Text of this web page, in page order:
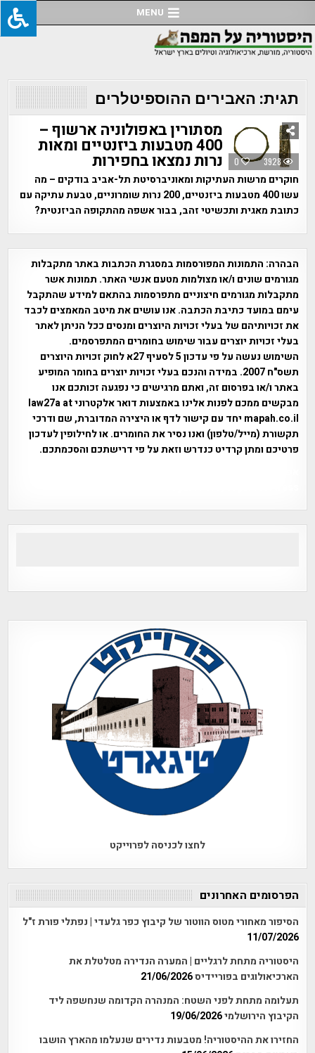
to
content
MENU
תגית: האבירים ההוספיטלרים
0 3928
מסתורין באפולוניה ארשוף –
400 מטבעות ביזנטיים ומאות
נרות נמצאו בחפירות
חוקרים מרשות העתיקות ומאוניברסיטת תל-אביב בודקים – מה
עשו 400 מטבעות ביזנטיים, 200 נרות שומרוניים, טבעת עתיקה עם
כתובת מאגית ותכשיטי זהב, בבור אשפה מהתקופה הביזנטית?
הבהרה: התמונות המפורסמות במסגרת הכתבות באתר מתקבלות
מגורמים שונים ו/או מצולמות מטעם אנשי האתר. תמונות אשר
מתקבלות מגורמים חיצוניים מתפרסמות בהתאם למידע שהתקבל
עימם במועד כתיבת הכתבה. אנו עושים את מיטב המאמצים לכבד
את זכויותיהם של בעלי זכויות היוצרים ומנסים ככל הניתן לאתר
בעלי זכויות יוצרים עבור שימוש בחומרים המתפרסמים.
השימוש נעשה על פי עדכון 5 לסעיף 27א לחוק זכויות היוצרים
תשס"ח 2007. במידה והנכם בעלי זכויות יוצרים בחומר המופיע
באתר ו/או בפרסום זה, ואתם מרגישים כי נפגעה זכותכם אנו
מבקשים ממכם לפנות אלינו באמצעות דואר אלקטרוני law27a at
mapah.co.il יחד עם קישור לדף או היצירה המדוברת, שם ודרכי
תקשורת (מייל/טלפון) ואנו נסיר את החומרים. או לחילופין לעדכון
פרטיכם ומתן קרדיט כנדרש וזאת על פי דרישתכם והסכמתכם.
לחצו לכניסה לפרוייקט
הפרסומים האחרונים
הסיפור מאחורי מטוס הווטור של קיבוץ כפר גלעדי | נפתלי פורת ז"ל
11/07/2026
היסטוריה מתחת לרגליים | המערה הנדירה מטלטלת את
הארכיאולוגים בפוריידיס21/06/2026
תעלומה מתחת לפני השטח: המנהרה הקדומה שנחשפה ליד
הקיבוץ הירושלמי19/06/2026
החזירו את ההיסטוריה! מטבעות נדירים שנעלמו מהארץ הושבו